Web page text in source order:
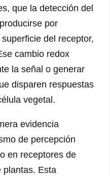
que la detección del
por
del receptor,
cambio redox
la señal o generar
disparen respuestas
vegetal.
evidencia
de percepción
en receptores de
plantas. Esta